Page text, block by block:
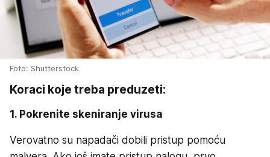
Foto: Shutterstock
Koraci koje treba preduzeti:
1. Pokrenite skeniranje virusa
Verovatno su napadači dobili pristup pomoću